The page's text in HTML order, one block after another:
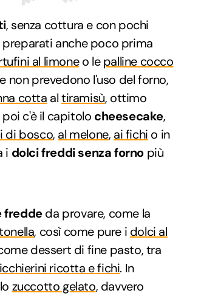
, senza cottura e con pochi
anche poco prima
al limoneo lepalline cocco
non prevedono l'uso del forno,
cotta altiramisù, ottimo
poi c'è il capitolo cheesecake,
di bosco, al melone, ai fichi o in
i dolci freddi senza forno più
freddeda provare, come la
, così come pure i dolci al
dessert di fine pasto, tra
ricotta e fichi. In
zuccotto gelato, davvero